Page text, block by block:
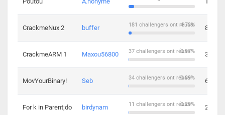
CrackmeNux 2 buffer 4.73%
181 challengers ont réussi 8
CrackmeARM 1 Maxou56800 0.97%
37 challengers ont réussi 3
MovYourBinary! Seb 0.89%
34 challengers ont réussi 6
For k in Parent;do birdynam 0.29%
11 challengers ont réussi 2